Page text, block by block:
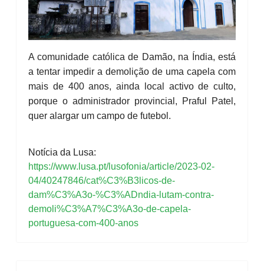
A comunidade católica de Damão, na Índia, está
a tentar impedir a demolição de uma capela com
mais de 400 anos, ainda local activo de culto,
porque o administrador provincial, Praful Patel,
quer alargar um campo de futebol.
Notícia da Lusa:
https://www.lusa.pt/lusofonia/article/2023-02-
04/40247846/cat%C3%B3licos-de-
dam%C3%A3o-%C3%ADndia-lutam-contra-
demoli%C3%A7%C3%A3o-de-capela-
portuguesa-com-400-anos